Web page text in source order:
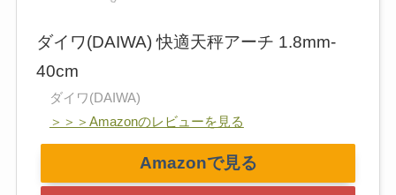
ダイワ(DAIWA) 快適天秤アーチ 1.8mm-
40cm
ダイワ(DAIWA)
＞＞＞Amazonのレビューを見る
Amazonで見る